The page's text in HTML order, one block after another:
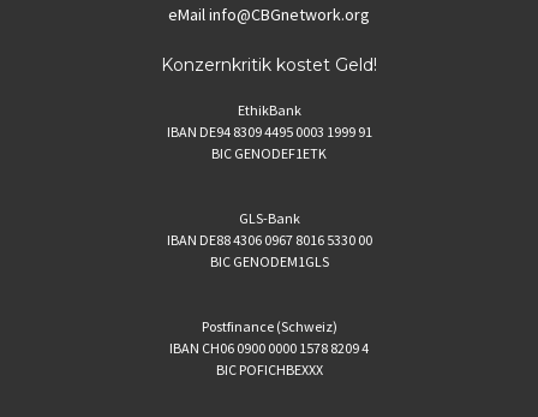
eMailinfo@CBGnetwork.org
Konzernkritik kostet Geld!
EthikBank
IBAN DE94 8309 4495 0003 1999 91
BIC GENODEF1ETK
GLS-Bank
IBAN DE88 4306 0967 8016 5330 00
BIC GENODEM1GLS
Postfinance (Schweiz)
IBAN CH06 0900 0000 1578 8209 4
BIC POFICHBEXXX